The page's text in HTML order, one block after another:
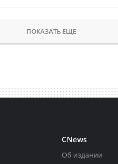
ПОКАЗАТЬ ЕЩЕ
CNews
Об издании